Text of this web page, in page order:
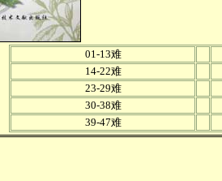
01-13难
14-22难
23-29难
30-38难
39-47难